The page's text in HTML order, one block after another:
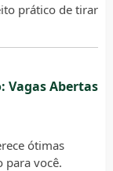
prático de tirar
Vagas Abertas
ótimas
para você.